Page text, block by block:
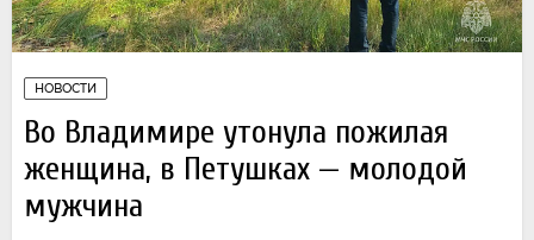
НОВОСТИ
Во Владимире утонула пожилая
женщина, в Петушках — молодой
мужчина